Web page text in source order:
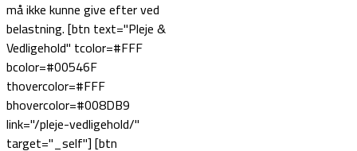
må ikke kunne give efter ved
belastning. [btn text="Pleje &
Vedligehold" tcolor=#FFF
bcolor=#00546F
thovercolor=#FFF
bhovercolor=#008DB9
link="/pleje-vedligehold/"
target="_self"] [btn